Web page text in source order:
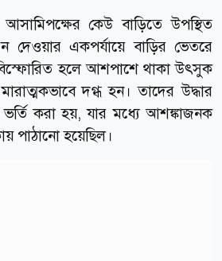
কেউ বাড়িতে উপস্থিত
একপর্যায়ে বাড়ির ভেতরে
বিস্ফোরিত হলে আশপাশে থাকা উৎসুক
দগ্ধ হন। তাদের উদ্ধার
করা হয়, যার মধ্যে আশঙ্কাজনক
পাঠানো হয়েছিল।